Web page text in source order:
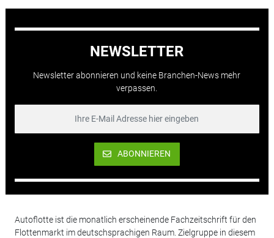
NEWSLETTER
Newsletter abonnieren und keine Branchen-News mehr
verpassen.
ABONNIEREN
Autoflotte ist die monatlich erscheinende Fachzeitschrift für den
Flottenmarkt im deutschsprachigen Raum. Zielgruppe in diesem